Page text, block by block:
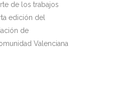
de los trabajos
edición del
de
Valenciana